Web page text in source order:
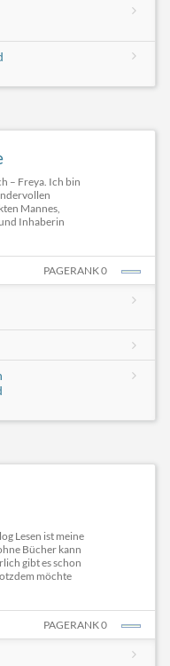
– Freya. Ich bin
Mannes,
Inhaberin
PAGERANK 0
Lesen ist meine
Bücher kann
gibt es schon
möchte
PAGERANK 0